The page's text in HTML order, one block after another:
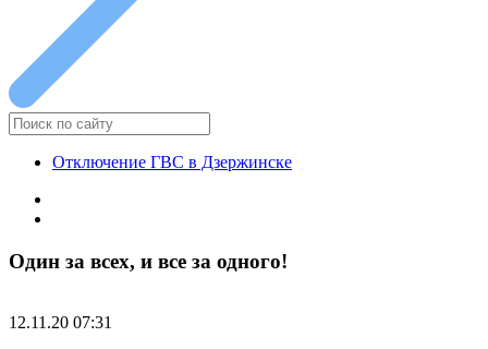
Отключение ГВС в Дзержинске
Один за всех, и все за одного!
12.11.20 07:31